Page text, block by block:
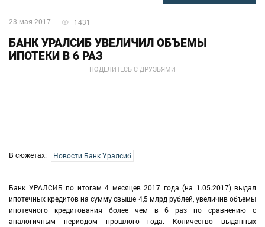
23 мая 2017 1431
ПОДЕЛИТЕСЬ С ДРУЗЬЯМИ
БАНК УРАЛСИБ УВЕЛИЧИЛ ОБЪЕМЫ
ИПОТЕКИ В 6 РАЗ
В сюжетах: Новости Банк Уралсиб
Банк УРАЛСИБ по итогам 4 месяцев 2017 года (на 1.05.2017) выдал
ипотечных кредитов на сумму свыше 4,5 млрд рублей, увеличив объемы
ипотечного кредитования более чем в 6 раз по сравнению с
аналогичным периодом прошлого года. Количество выданных